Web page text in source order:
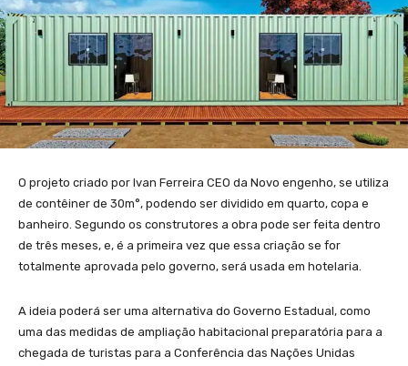
O projeto criado por Ivan Ferreira CEO da Novo engenho, se utiliza
de contêiner de 30m°, podendo ser dividido em quarto, copa e
banheiro. Segundo os construtores a obra pode ser feita dentro
de três meses, e, é a primeira vez que essa criação se for
totalmente aprovada pelo governo, será usada em hotelaria.
A ideia poderá ser uma alternativa do Governo Estadual, como
uma das medidas de ampliação habitacional preparatória para a
chegada de turistas para a Conferência das Nações Unidas